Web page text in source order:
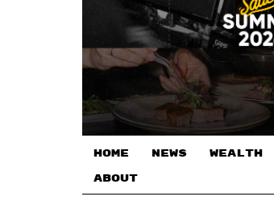
HOME NEWS WEALTH
ABOUT